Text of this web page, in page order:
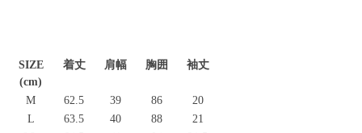
SIZE
(cm)
着丈 肩幅 胸囲 袖丈
M 62.5 39 86
20
L
63.5 40 88
21